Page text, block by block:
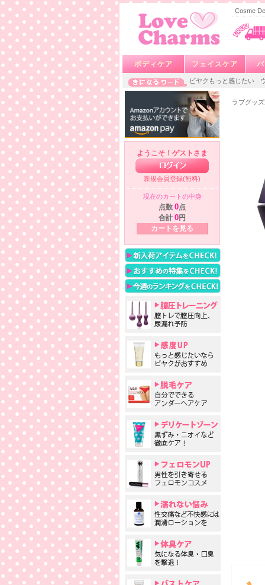
Cosme
ボディケア フェイスケア
ビヤクもっと感じたい
ようこそ！ゲストさま
新規会員登録(無料)
現在のカートの中身
点数 0点
合計 0円
カートを見る
ラブグッ